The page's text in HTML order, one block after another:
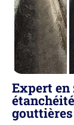
Expert en
gouttières